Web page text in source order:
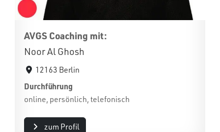
AVGS Coaching mit:
Noor Al Ghosh
12163 Berlin
Durchführung
online, persönlich, telefonisch
zum Profil